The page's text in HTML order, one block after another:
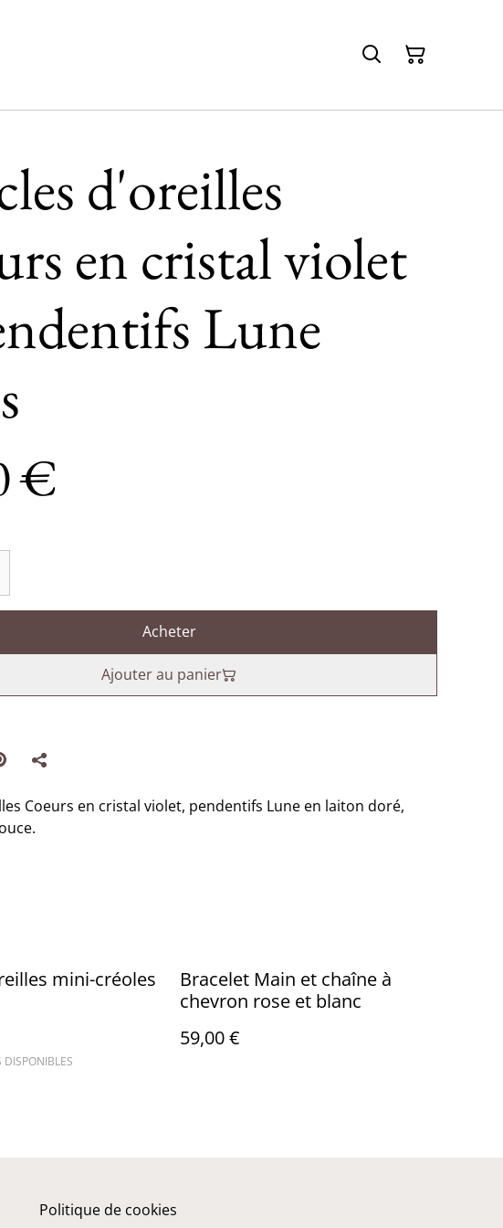
d'oreilles
en cristal violet
Lune
€
Acheter
Ajouter au panier
Coeurs en cristal violet, pendentifs Lune en laiton doré,
mini-créoles
DISPONIBLES
Bracelet Main et chaîne à
chevron rose et blanc
59,00 €
Politique de cookies